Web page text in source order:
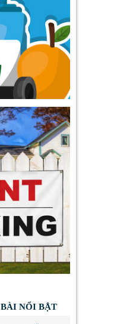
BÀI NỔI BẬT